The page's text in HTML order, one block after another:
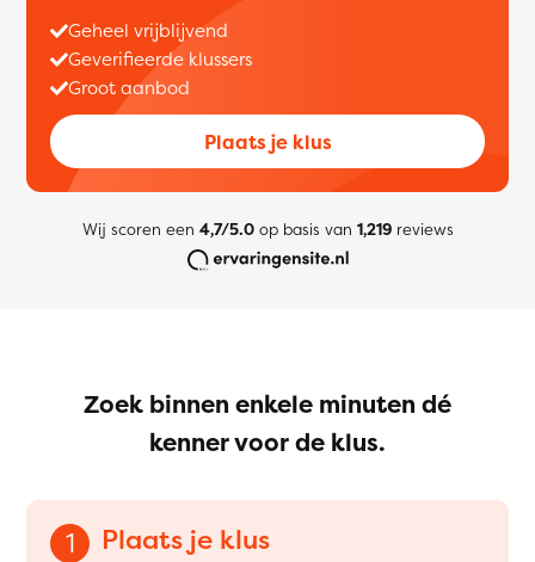
Geheel vrijblijvend
Geverifieerde klussers
Groot aanbod
Plaats je klus
Wij scoren een 4,7/5.0op basis van 1,219reviews
Zoek binnen enkele minuten dé
kenner voor de klus.
1 Plaats je klus